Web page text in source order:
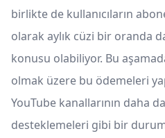
birlikte de kullanıcıların
olarak aylık cüzi bir oranda
konusu olabiliyor. Bu
olmak üzere bu ödemeleri
YouTube kanallarının daha
desteklemeleri gibi bir